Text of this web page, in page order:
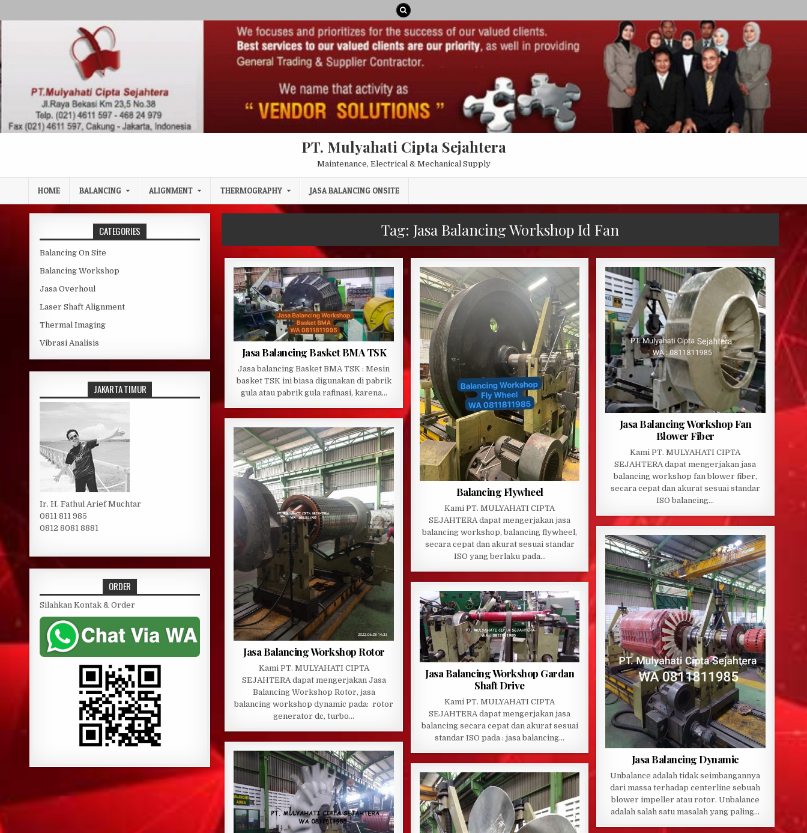
PT. Mulyahati Cipta Sejahtera
Maintenance, Electrical & Mechanical Supply
HOME BALANCING ALIGNMENT THERMOGRAPHY JASA BALANCING ONSITE
Tag: Jasa Balancing Workshop Id Fan
Jasa Balancing Basket BMA TSK
Jasa balancing Basket BMA TSK : Mesin
basket TSK ini biasa digunakan di pabrik
gula atau pabrik gula rafinasi, karena…
Balancing Flywheel
Kami PT. MULYAHATI CIPTA
SEJAHTERA dapat mengerjakan jasa
balancing workshop, balancing flywheel,
secara cepat dan akurat sesuai standar
ISO yang berlaku pada…
Jasa Balancing Workshop Fan
Blower Fiber
Kami PT. MULYAHATI CIPTA
SEJAHTERA dapat mengerjakan jasa
balancing workshop fan blower fiber,
secara cepat dan akurat sesuai standar
ISO balancing…
Jasa Balancing Workshop Rotor
Kami PT. MULYAHATI CIPTA
SEJAHTERA dapat mengerjakan Jasa
Balancing Workshop Rotor, jasa
balancing workshop dynamic pada: rotor
generator dc, turbo…
Jasa Balancing Dynamic
Unbalance adalah tidak seimbangannya
dari massa terhadap centerline sebuah
blower impeller atau rotor. Unbalance
adalah salah satu masalah yang paling…
Jasa Balancing Workshop Gardan
Shaft Drive
Kami PT. MULYAHATI CIPTA
SEJAHTERA dapat mengerjakan jasa
balancing secara cepat dan akurat sesuai
standar ISO pada : jasa balancing…
CATEGORIES
Balancing On Site
Balancing Workshop
Jasa Overhoul
Laser Shaft Alignment
Thermal Imaging
Vibrasi Analisis
JAKARTA TIMUR
Ir. H. Fathul Arief Muchtar
0811 811 985
0812 8081 8881
ORDER
Silahkan Kontak & Order